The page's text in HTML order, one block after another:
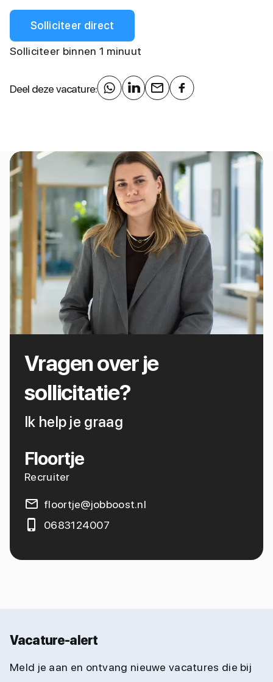
Solliciteer direct
Solliciteer binnen 1 minuut
Deel deze vacature:
Vragen over je
sollicitatie?
Ik help je graag
Floortje
Recruiter
floortje@jobboost.nl
0683124007
Vacature-alert
Meld je aan en ontvang nieuwe vacatures die bij